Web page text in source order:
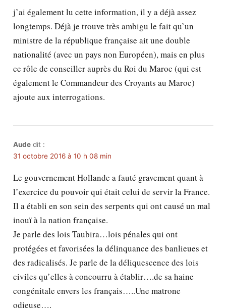
j’ai également lu cette information, il y a déjà assez
longtemps. Déjà je trouve très ambigu le fait qu’un
ministre de la république française ait une double
nationalité (avec un pays non Européen), mais en plus
ce rôle de conseiller auprès du Roi du Maroc (qui est
également le Commandeur des Croyants au Maroc)
ajoute aux interrogations.
Aude dit :
31 octobre 2016 à 10 h 08 min
Le gouvernement Hollande a fauté gravement quant à
l’exercice du pouvoir qui était celui de servir la France.
Il a établi en son sein des serpents qui ont causé un mal
inouï à la nation française.
Je parle des lois Taubira…lois pénales qui ont
protégées et favorisées la délinquance des banlieues et
des radicalisés. Je parle de la déliquescence des lois
civiles qu’elles à concourru à établir….de sa haine
congénitale envers les français…..Une matrone
odieuse….